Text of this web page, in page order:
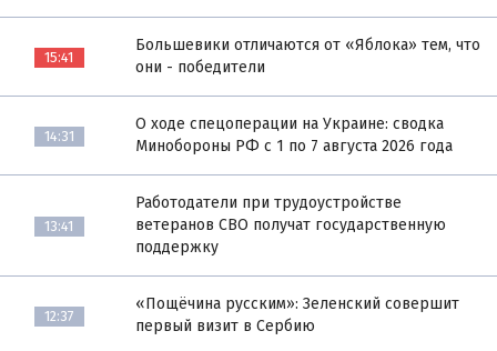
15:41
Большевики отличаются от «Яблока» тем, что
они - победители
14:31
О ходе спецоперации на Украине: сводка
Минобороны РФ с 1 по 7 августа 2026 года
13:41
Работодатели при трудоустройстве
ветеранов СВО получат государственную
поддержку
12:37
«Пощёчина русским»: Зеленский совершит
первый визит в Сербию